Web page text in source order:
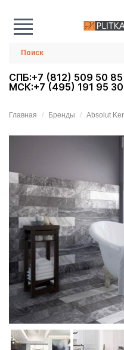
СПБ:+7 (812) 509 50 85
МСК:+7 (495) 191 95 30
Главная Бренды Absolut